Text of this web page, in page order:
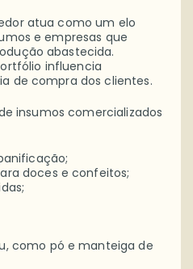
atua como um elo
e empresas que
abastecida.
influencia
de compra dos clientes.
insumos comercializados
doces e confeitos;
como pó e manteiga de